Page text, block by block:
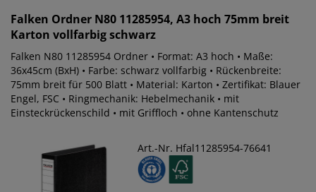
Falken Ordner N80 11285954, A3 hoch 75mm breit
Karton vollfarbig schwarz
Falken N80 11285954 Ordner • Format: A3 hoch • Maße:
36x45cm (BxH) • Farbe: schwarz vollfarbig • Rückenbreite:
75mm breit für 500 Blatt • Material: Karton • Zertifikat: Blauer
Engel, FSC • Ringmechanik: Hebelmechanik • mit
Einsteckrückenschild • mit Griffloch • ohne Kantenschutz
Art.-Nr. Hfal11285954-76641